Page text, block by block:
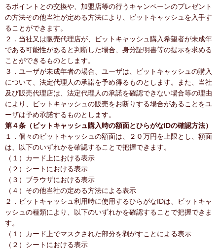
るポイントとの交換や、加盟店等の行うキャンペーンのプレゼント
の方法その他当社が定める方法により、ビットキャッシュを入手す
ることができます。
２．当社又は販売代理店が、ビットキャッシュ購入希望者が未成年
である可能性があると判断した場合、身分証明書等の提示を求める
ことができるものとします。
３．ユーザが未成年者の場合、ユーザは、ビットキャッシュの購入
について、法定代理人の承諾を予め得るものとします。また、当社
及び販売代理店は、法定代理人の承諾を確認できない場合等の理由
により、ビットキャッシュの販売をお断りする場合があることをユ
ーザは予め承諾するものとします。
第４条（ビットキャッシュ購入時の額面とひらがなIDの確認方法）
１．個々のビットキャッシュの額面は、２０万円を上限とし、額面
は、以下のいずれかを確認することで把握できます。
（１）カード上における表示
（２）シートにおける表示
（３）ブラウザにおける表示
（４）その他当社の定める方法による表示
２．ビットキャッシュ利用時に使用するひらがなIDは、ビットキャ
ッシュの種類により、以下のいずれかを確認することで把握できま
す。
（１）カード上でマスクされた部分を剥がすことによる表示
（２）シートにおける表示